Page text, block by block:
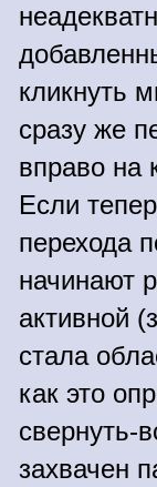
кликнуть
сразу же
вправо на
Если
перехода
начинают
активной
стала
как это
свернуть-
захвачен